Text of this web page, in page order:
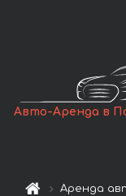
Авто-Аренда в
Аренда